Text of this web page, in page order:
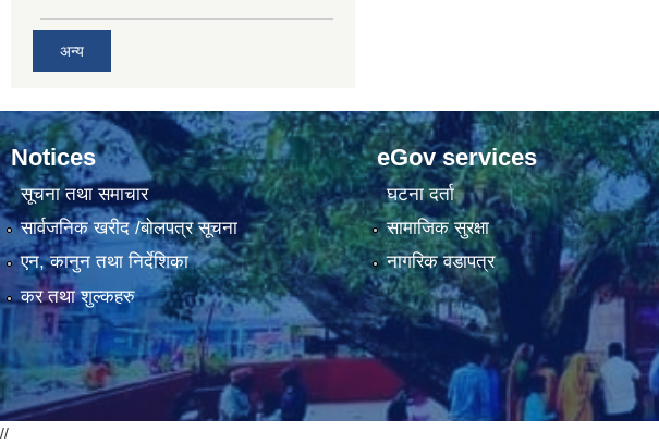
अन्य
Notices
सूचना तथा समाचार
सार्वजनिक खरीद /बोलपत्र सूचना
एन, कानुन तथा निर्देशिका
कर तथा शुल्कहरु
eGov services
घटना दर्ता
सामाजिक सुरक्षा
नागरिक वडापत्र
//